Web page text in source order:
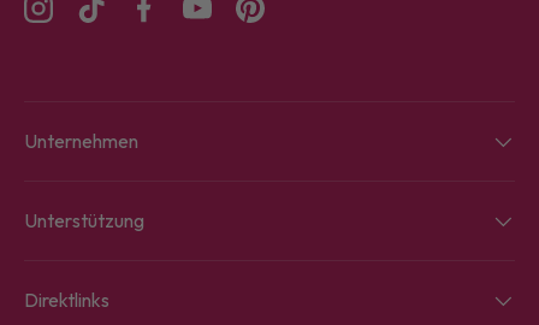
InstagramTikTok FacebookYouTubePinterest
Unternehmen
Unterstützung
Direktlinks